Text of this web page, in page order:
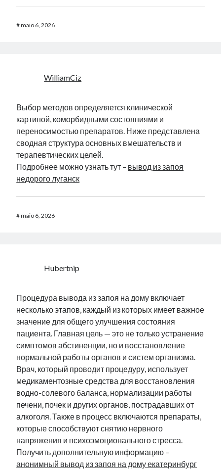
#maio 6, 2026
WilliamCiz
Выбор методов определяется клинической
картиной, коморбидными состояниями и
переносимостью препаратов. Ниже представлена
сводная структура основных вмешательств и
терапевтических целей.
Подробнее можно узнать тут – вывод из запоя
недорого луганск
#maio 6, 2026
Hubertnip
Процедура вывода из запоя на дому включает
несколько этапов, каждый из которых имеет важное
значение для общего улучшения состояния
пациента. Главная цель — это не только устранение
симптомов абстиненции, но и восстановление
нормальной работы органов и систем организма.
Врач, который проводит процедуру, использует
медикаментозные средства для восстановления
водно-солевого баланса, нормализации работы
печени, почек и других органов, пострадавших от
алкоголя. Также в процесс включаются препараты,
которые способствуют снятию нервного
напряжения и психоэмоционального стресса.
Получить дополнительную информацию –
анонимный вывод из запоя на дому екатеринбург